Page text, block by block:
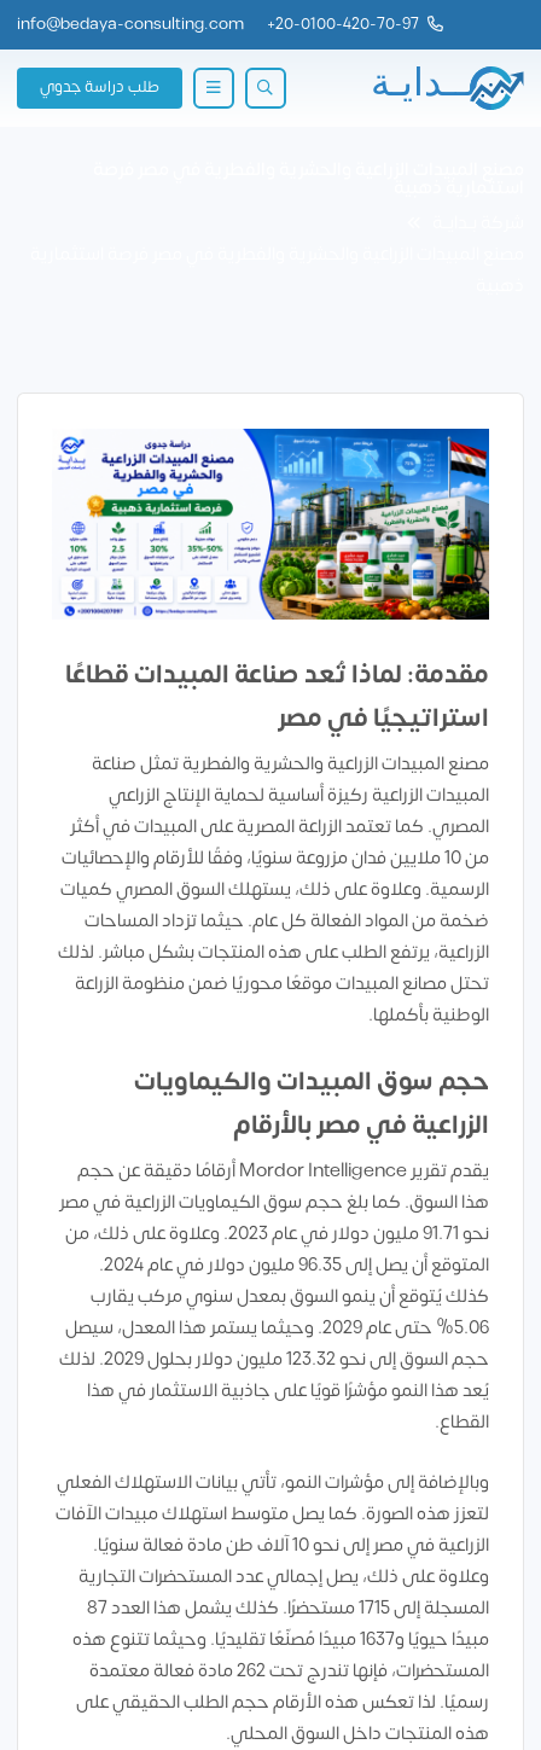
20-0100-420-70-97
+
info@bedaya-consulting.com
طلب دراسة جدوي
مقدمة: لماذا تُعد صناعة المبيدات قطاعًا
استراتيجيًا في مصر
مصنع المبيدات الزراعية والحشرية والفطرية تمثل صناعة
المبيدات الزراعية ركيزة أساسية لحماية الإنتاج الزراعي
المصري. كما تعتمد الزراعة المصرية على المبيدات في أكثر
من 10 ملايين فدان مزروعة سنويًا، وفقًا للأرقام والإحصائيات
الرسمية. وعلاوة على ذلك، يستهلك السوق المصري كميات
ضخمة من المواد الفعالة كل عام. حيثما تزداد المساحات
الزراعية، يرتفع الطلب على هذه المنتجات بشكل مباشر. لذلك
تحتل مصانع المبيدات موقعًا محوريًا ضمن منظومة الزراعة
الوطنية بأكملها.
حجم سوق المبيدات والكيماويات
الزراعية في مصر بالأرقام
يقدم تقرير Mordor Intelligence أرقامًا دقيقة عن حجم
هذا السوق. كما بلغ حجم سوق الكيماويات الزراعية في مصر
نحو 91.71 مليون دولار في عام 2023. وعلاوة على ذلك، من
المتوقع أن يصل إلى 96.35 مليون دولار في عام 2024.
كذلك يُتوقع أن ينمو السوق بمعدل سنوي مركب يقارب
5.06% حتى عام 2029. وحيثما يستمر هذا المعدل، سيصل
حجم السوق إلى نحو 123.32 مليون دولار بحلول 2029. لذلك
يُعد هذا النمو مؤشرًا قويًا على جاذبية الاستثمار في هذا
القطاع.
وبالإضافة إلى مؤشرات النمو، تأتي بيانات الاستهلاك الفعلي
لتعزز هذه الصورة. كما يصل متوسط استهلاك مبيدات الآفات
الزراعية في مصر إلى نحو 10 آلاف طن مادة فعالة سنويًا.
وعلاوة على ذلك، يصل إجمالي عدد المستحضرات التجارية
المسجلة إلى 1715 مستحضرًا. كذلك يشمل هذا العدد 87
مبيدًا حيويًا و1637 مبيدًا مُصنّعًا تقليديًا. وحيثما تتنوع هذه
المستحضرات، فإنها تندرج تحت 262 مادة فعالة معتمدة
رسميًا. لذا تعكس هذه الأرقام حجم الطلب الحقيقي على
هذه المنتجات داخل السوق المحلي.